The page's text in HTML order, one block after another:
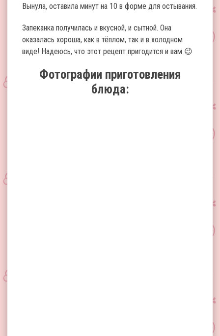
Вынула, оставила минут на 10 в форме для остывания.
Запеканка получилась и вкусной, и сытной. Она
оказалась хороша, как в тёплом, так и в холодном
виде! Надеюсь, что этот рецепт пригодится и вам 😉
Фотографии приготовления
блюда: